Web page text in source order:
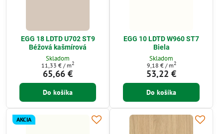
EGG 18 LDTD U702 ST9
Béžová kašmírová
Skladom
65,66 €
11,33 € / m2
Do košíka
EGG 10 LDTD W960 ST7
Biela
Skladom
53,22 €
9,18 € / m2
Do košíka
AKCIA